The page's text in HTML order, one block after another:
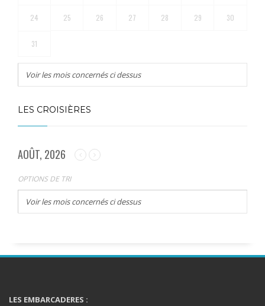
24 25 26 27 28 29 30
31
Voir les mois concernés ci dessus
LES CROISIÈRES
AOÛT, 2026
OPTIONS DE TRI
Voir les mois concernés ci dessus
LES EMBARCADERES :